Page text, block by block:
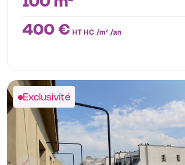
400 € HT HC /m² /an
Exclusivité